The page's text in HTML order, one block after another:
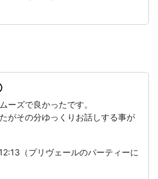
ーズで良かったです。
がその分ゆっくりお話しする事が
（プリヴェールのパーティーに